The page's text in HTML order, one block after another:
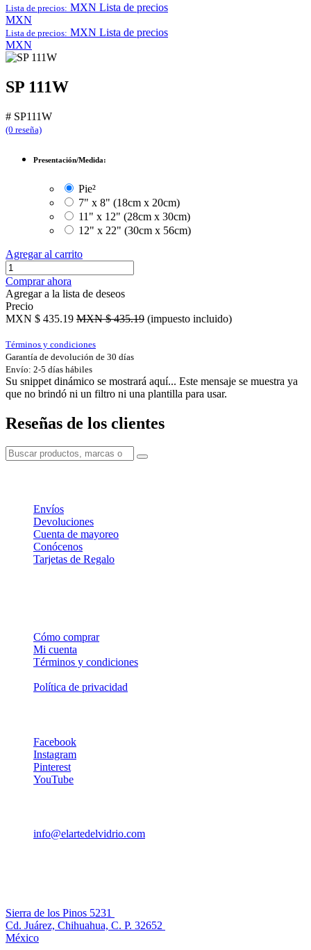
Lista de precios: MXN Lista de precios
MXN
Lista de precios: MXN Lista de precios
MXN
SP 111W
# SP111W
(0 reseña)
Presentación/Medida:
Pie²
7" x 8" (18cm x 20cm)
11" x 12" (28cm x 30cm)
12" x 22" (30cm x 56cm)
Agregar al carrito
Comprar ahora
Agregar a la lista de deseos
Precio
MXN $ 435.19 MXN $435.19 (impuesto incluido)
Términos y condiciones
Garantía de devolución de 30 días
Envío: 2-5 días hábiles
Su snippet dinámico se mostrará aquí... Este mensaje se muestra ya
que no brindó ni un filtro ni una plantilla para usar.
Reseñas de los clientes
Envíos
Devoluciones
Cuenta de mayoreo
Conócenos
Tarjetas de Regalo
Cómo comprar
Mi cuenta
Términos y condiciones
Política de privacidad
Facebook
Instagram
Pinterest
YouTube
info@elartedelvidrio.com
Sierra de los Pinos 5231
Cd. Juárez, Chihuahua, C. P. 32652
México